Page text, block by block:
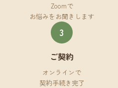
Zoomで
お悩みをお聞きします
3
ご契約
オンラインで
契約手続き完了